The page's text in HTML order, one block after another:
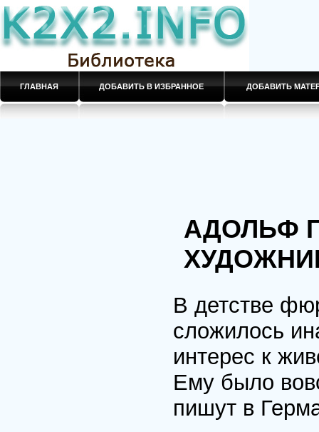
ГЛАВНАЯ ДОБАВИТЬ В ИЗБРАННОЕ ДОБАВИТЬ
АДОЛЬФ
В детстве
сложилось
интерес к
Ему было
пишут в